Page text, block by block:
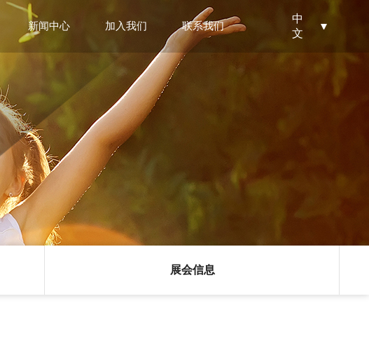
企业荣誉
锂盐系列 铯盐系列
铷盐系列 锂电新材料
新闻中心
公司新闻
展会信息
加入我们
人才理念
联系我们
中
文
展会信息